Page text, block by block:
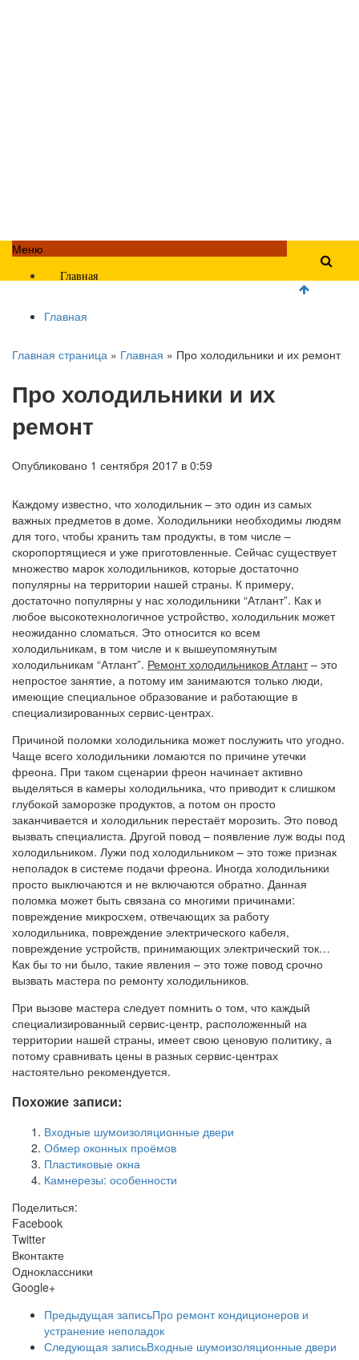
Меню
Главная
Главная
Главная страница » Главная » Про холодильники и их ремонт
Про холодильники и их
ремонт
Опубликовано 1 сентября 2017 в 0:59
Каждому известно, что холодильник – это один из самых
важных предметов в доме. Холодильники необходимы людям
для того, чтобы хранить там продукты, в том числе –
скоропортящиеся и уже приготовленные. Сейчас существует
множество марок холодильников, которые достаточно
популярны на территории нашей страны. К примеру,
достаточно популярны у нас холодильники “Атлант”. Как и
любое высокотехнологичное устройство, холодильник может
неожиданно сломаться. Это относится ко всем
холодильникам, в том числе и к вышеупомянутым
холодильникам “Атлант”. Ремонт холодильников Атлант– это
непростое занятие, а потому им занимаются только люди,
имеющие специальное образование и работающие в
специализированных сервис-центрах.
Причиной поломки холодильника может послужить что угодно.
Чаще всего холодильники ломаются по причине утечки
фреона. При таком сценарии фреон начинает активно
выделяться в камеры холодильника, что приводит к слишком
глубокой заморозке продуктов, а потом он просто
заканчивается и холодильник перестаёт морозить. Это повод
вызвать специалиста. Другой повод – появление луж воды под
холодильником. Лужи под холодильником – это тоже признак
неполадок в системе подачи фреона. Иногда холодильники
просто выключаются и не включаются обратно. Данная
поломка может быть связана со многими причинами:
повреждение микросхем, отвечающих за работу
холодильника, повреждение электрического кабеля,
повреждение устройств, принимающих электрический ток…
Как бы то ни было, такие явления – это тоже повод срочно
вызвать мастера по ремонту холодильников.
При вызове мастера следует помнить о том, что каждый
специализированный сервис-центр, расположенный на
территории нашей страны, имеет свою ценовую политику, а
потому сравнивать цены в разных сервис-центрах
настоятельно рекомендуется.
Похожие записи:
Входные шумоизоляционные двери
Обмер оконных проёмов
Пластиковые окна
Камнерезы: особенности
Поделиться:
Facebook
Twitter
Вконтакте
Одноклассники
Google+
Предыдущая записьПро ремонт кондиционеров и
устранение неполадок
Следующая записьВходные шумоизоляционные двери